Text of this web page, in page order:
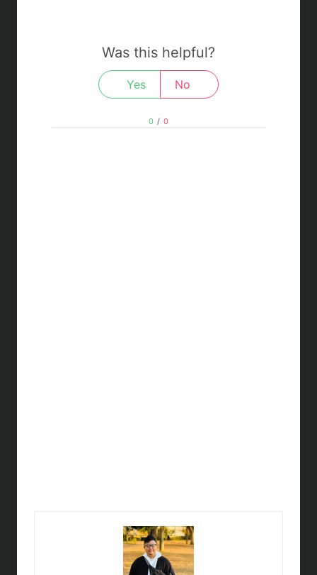
Was this helpful?
Yes No
0 / 0